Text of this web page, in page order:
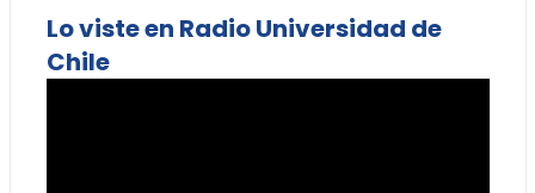
Lo viste en Radio Universidad de
Chile